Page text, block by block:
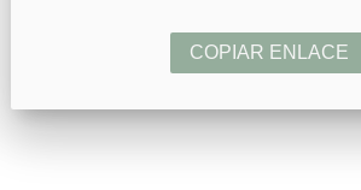
COPIAR ENLACE